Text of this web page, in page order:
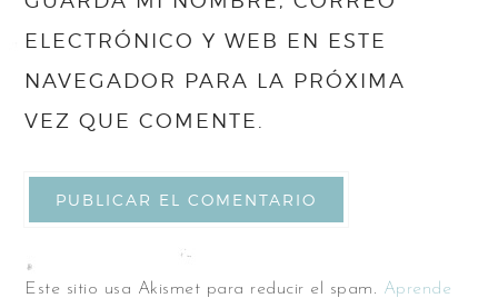
ELECTRÓNICO Y WEB EN ESTE
NAVEGADOR PARA LA PRÓXIMA
VEZ QUE COMENTE.
Este sitio usa Akismet para reducir el spam. Aprende